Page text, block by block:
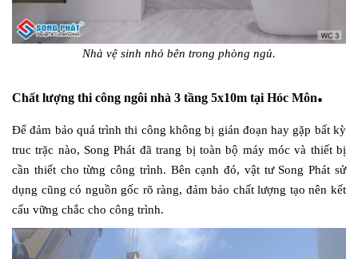
Nhà vệ sinh nhỏ bên trong phòng ngủ.
Chất lượng thi công ngôi nhà 3 tầng 5x10m tại Hóc Môn.
Để đảm bảo quá trình thi công không bị gián đoạn hay gặp bất kỳ
truc trặc nào, Song Phát đã trang bị toàn bộ máy móc và thiết bị
cần thiết cho từng công trình. Bên cạnh đó, vật tư Song Phát sử
dụng cũng có nguồn gốc rõ ràng, đảm bảo chất lượng tạo nên kết
cấu vững chắc cho công trình.